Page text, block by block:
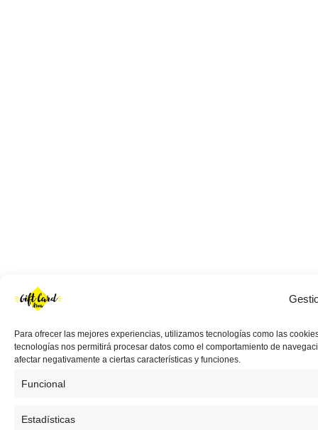
Para ofrecer las mejores experiencias, utilizamos tecnologías como las
tecnologías nos permitirá procesar datos como el comportamiento de
afectar negativamente a ciertas características y funciones.
Funcional
Estadísticas